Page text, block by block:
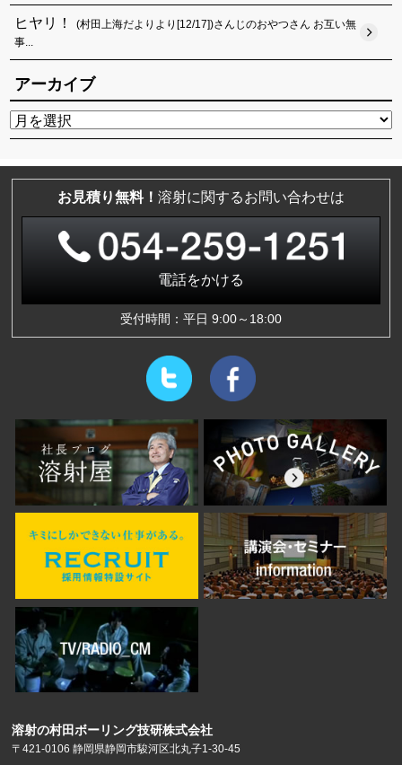
ヒヤリ！
(村田上海だよりより[12/17])さんじのおやつさん お互い無
事...
アーカイブ
お見積り無料！ 溶射に関するお問い合わせは
電話をかける
受付時間：平日 9:00～18:00
溶射の村田ボーリング技研株式会社
〒421-0106 静岡県静岡市駿河区北丸子1-30-45